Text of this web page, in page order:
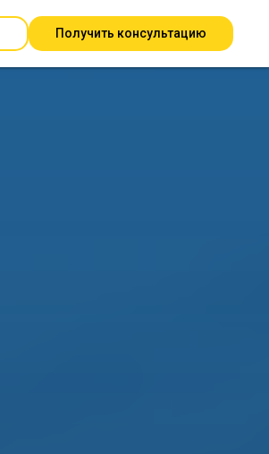
Получить консультацию